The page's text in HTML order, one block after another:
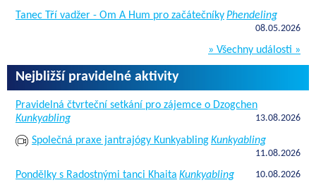
Tanec Tří vadžer - Om A Hum pro začátečníkyPhendeling
08.05.2026
» Všechny události »
Nejbližší pravidelné aktivity
Pravidelná čtvrteční setkání pro zájemce o Dzogchen
Kunkyabling
13.08.2026
Společná praxe jantrajógy KunkyablingKunkyabling
11.08.2026
Pondělky s Radostnými tanci Khaita Kunkyabling 10.08.2026